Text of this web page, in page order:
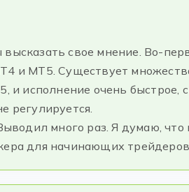
свое мнение. Во-
и MT5. Существует
и исполнение очень
регулируется.
много раз. Я думаю,
для начинающих